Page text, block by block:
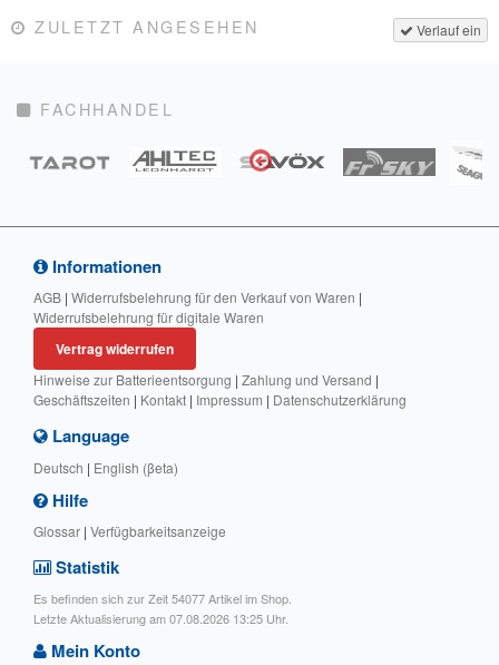
Verlauf ein
ZULETZT ANGESEHEN
FACHHANDEL
Informationen
AGB | Widerrufsbelehrung für den Verkauf von Waren |
Widerrufsbelehrung für digitale Waren
Vertrag widerrufen
Hinweise zur Batterieentsorgung | Zahlung und Versand |
Geschäftszeiten | Kontakt | Impressum | Datenschutzerklärung
Language
Deutsch | English (βeta)
Hilfe
Glossar | Verfügbarkeitsanzeige
Statistik
Es befinden sich zur Zeit 54077 Artikel im Shop.
Letzte Aktualisierung am 07.08.2026 13:25 Uhr.
Mein Konto